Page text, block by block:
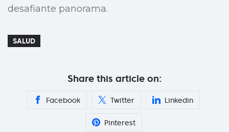
desafiante panorama.
SALUD
Share this article on:
Facebook Twitter Linkedin
Pinterest